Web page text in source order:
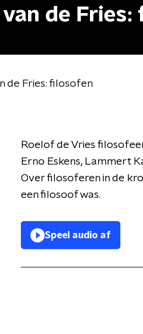
van de
de Fries: filosofen
Roelof de Vries
Erno Eskens, Lammert
Over filosoferen in de
een filosoof was.
Speel audio af